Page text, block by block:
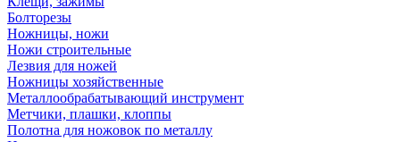
Болторезы
Ножницы, ножи
Ножи строительные
Лезвия для ножей
Ножницы хозяйственные
Металлообрабатывающий инструмент
Метчики, плашки, клоппы
Полотна для ножовок по металлу